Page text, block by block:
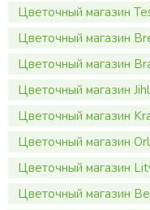
Цветочный магазин
Цветочный магазин
Цветочный магазин
Цветочный магазин
Цветочный магазин
Цветочный магазин
Цветочный магазин
Цветочный магазин